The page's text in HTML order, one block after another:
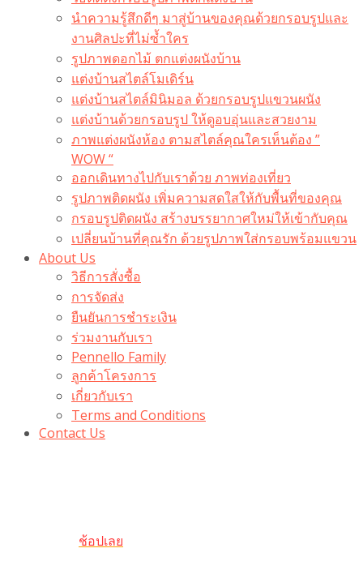
นำความรู้สึกดีๆ มาสู่บ้านของคุณด้วยกรอบรูปและ
งานศิลปะที่ไม่ซ้ำใคร
รูปภาพดอกไม้ ตกแต่งผนังบ้าน
แต่งบ้านสไตล์โมเดิร์น
แต่งบ้านสไตล์มินิมอล ด้วยกรอบรูปแขวนผนัง
แต่งบ้านด้วยกรอบรูป ให้ดูอบอุ่นและสวยงาม
ภาพแต่งผนังห้อง ตามสไตล์คุณใครเห็นต้อง ”
WOW “
ออกเดินทางไปกับเราด้วย ภาพท่องเที่ยว
รูปภาพติดผนัง เพิ่มความสดใสให้กับพื้นที่ของคุณ
กรอบรูปติดผนัง สร้างบรรยากาศใหม่ให้เข้ากับคุณ
เปลี่ยนบ้านที่คุณรัก ด้วยรูปภาพใส่กรอบพร้อมแขวน​
About Us
วิธีการสั่งซื้อ
การจัดส่ง
ยืนยันการชำระเงิน
ร่วมงานกับเรา
Pennello Family
ลูกค้าโครงการ
เกี่ยวกับเรา
Terms and Conditions
Contact Us
ช้อปเลย